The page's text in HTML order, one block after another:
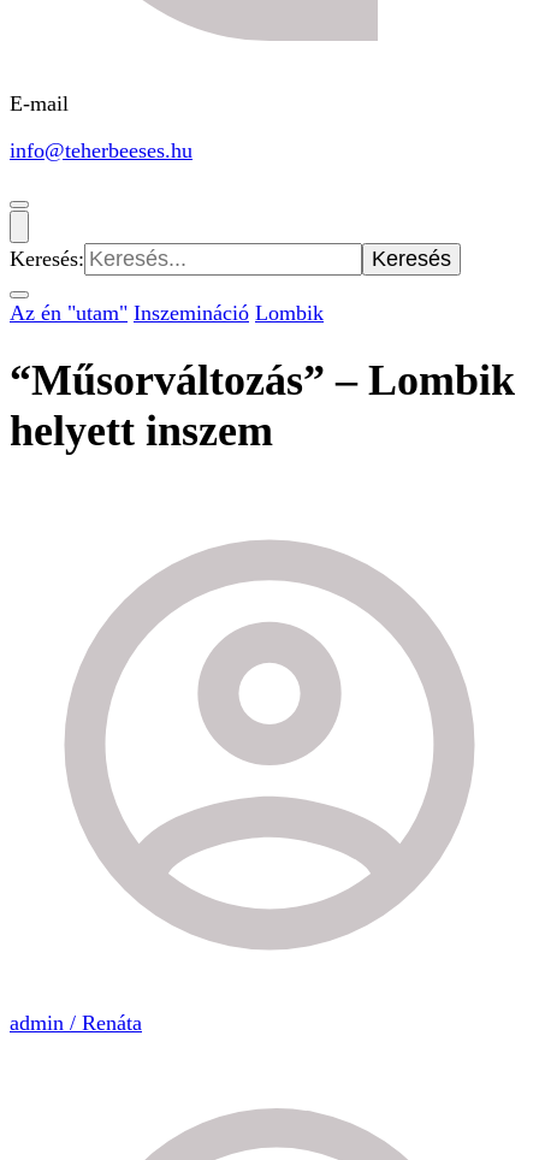
E-mail
info@teherbeeses.hu
Keresés:
Az én "utam" Inszemináció Lombik
“Műsorváltozás” – Lombik
helyett inszem
admin / Renáta